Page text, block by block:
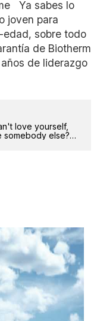
Ya sabes lo
joven para
edad, sobre todo
de Biotherm
de liderazgo
love yourself,
somebody else?